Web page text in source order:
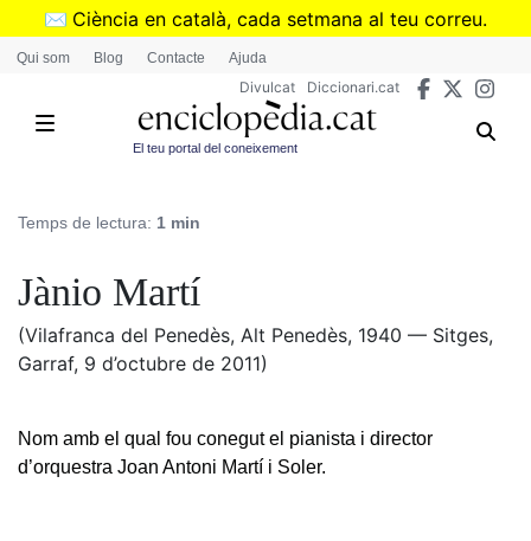
Vés
✉️ Ciència en català, cada setmana al teu correu.
➜Subscriu-te al butlletí de Divulcat
Qui som Blog Contacte Ajuda
Divulcat Diccionari.cat
El teu portal del coneixement
Temps de lectura: 1 min
Jànio Martí
(Vilafranca del Penedès, Alt Penedès, 1940 — Sitges,
Garraf, 9 d’octubre de 2011)
Nom amb el qual fou conegut el pianista i director
d’orquestra Joan Antoni Martí i Soler.